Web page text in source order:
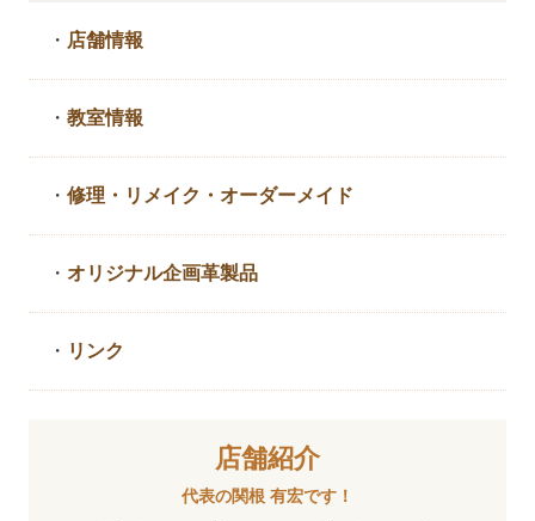
・ 店舗情報
・教室情報
・修理・リメイク・ オーダーメイド
・ オリジナル企画革製品
・ リンク
店舗紹介
代表の関根 有宏です！